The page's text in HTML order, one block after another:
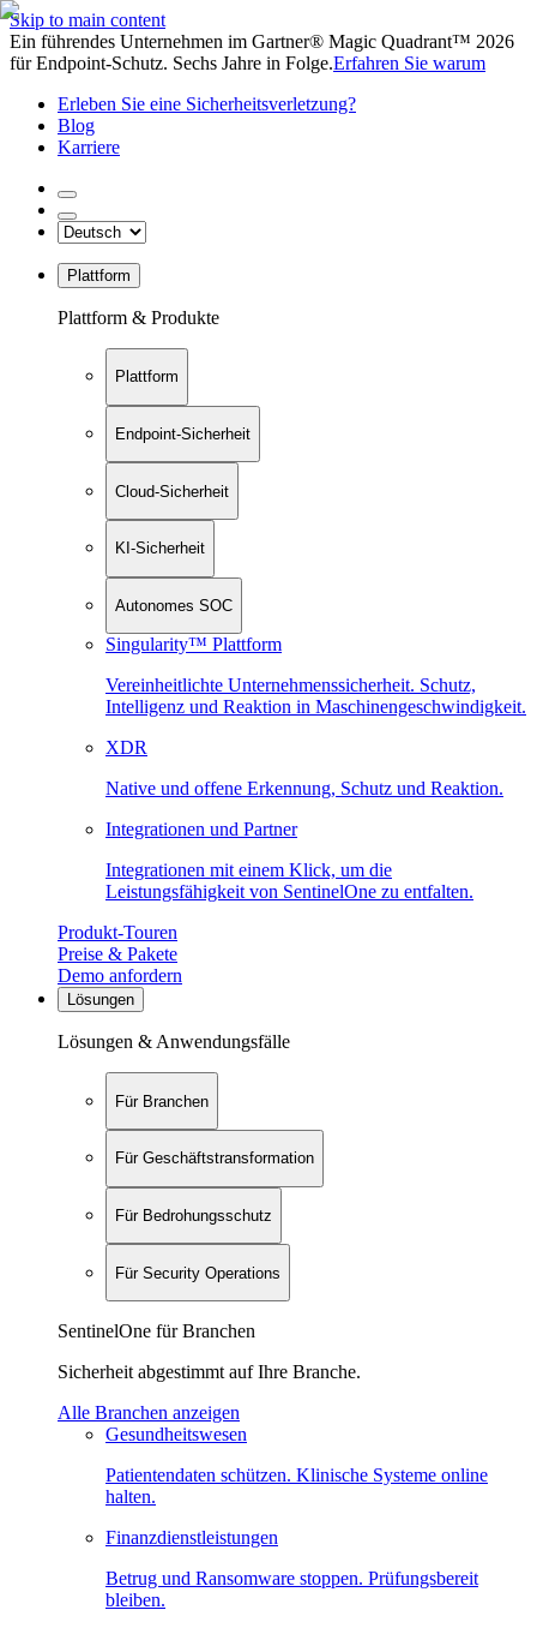
Skip to main content
Ein führendes Unternehmen im Gartner® Magic Quadrant™ 2026
für Endpoint-Schutz. Sechs Jahre in Folge.Erfahren Sie warum
Erleben Sie eine Sicherheitsverletzung?
Blog
Karriere
Plattform
Plattform & Produkte
Plattform
Endpoint-Sicherheit
Cloud-Sicherheit
KI-Sicherheit
Autonomes SOC
Singularity™ Plattform
Vereinheitlichte Unternehmenssicherheit. Schutz,
Intelligenz und Reaktion in Maschinen­geschwindigkeit.
XDR
Native und offene Erkennung, Schutz und Reaktion.
Integrationen und Partner
Integrationen mit einem Klick, um die
Leistungsfähigkeit von SentinelOne zu entfalten.
Produkt-Touren
Preise & Pakete
Demo anfordern
Lösungen
Lösungen & Anwendungsfälle
Für Branchen
Für Geschäftstransformation
Für Bedrohungsschutz
Für Security Operations
SentinelOne für Branchen
Sicherheit abgestimmt auf Ihre Branche.
Alle Branchen anzeigen
Gesundheitswesen
Patientendaten schützen. Klinische Systeme online
halten.
Finanzdienstleistungen
Betrug und Ransomware stoppen. Prüfungsbereit
bleiben.